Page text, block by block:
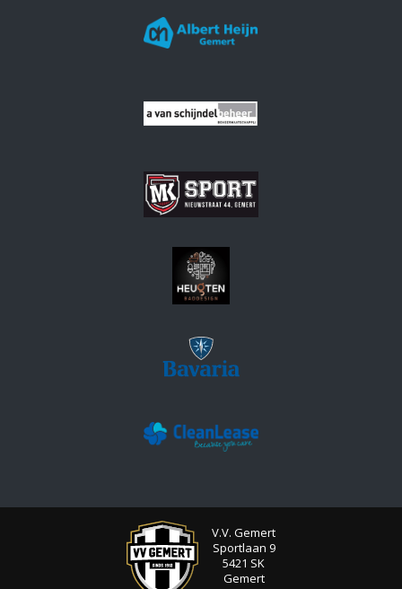
V.V. Gemert
Sportlaan 9
5421 SK
Gemert